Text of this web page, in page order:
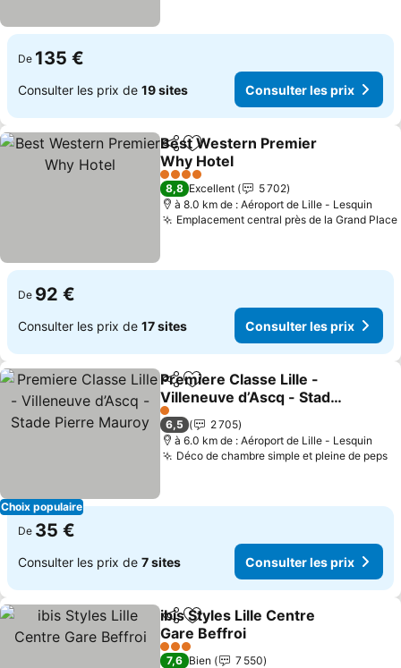
De 135 €
Consulter les prix de 19 sites Consulter les prix
PartagerAjouter à mes favoris
Best Western Premier
Why Hotel
4 Étoiles
8,8 Excellent
5 702
à 8.0 km de : Aéroport de Lille - Lesquin
Emplacement central près de la Grand Place
De 92 €
Consulter les prix de 17 sites Consulter les prix
Choix populaire
PartagerAjouter à mes favoris
Premiere Classe Lille -
Villeneuve d’Ascq - Stade
Pierre Mauroy
1 Étoiles
6,5
2 705
à 6.0 km de : Aéroport de Lille - Lesquin
Déco de chambre simple et pleine de peps
De 35 €
Consulter les prix de 7 sites Consulter les prix
PartagerAjouter à mes favoris
ibis Styles Lille Centre
Gare Beffroi
3 Étoiles
7,6 Bien
7 550